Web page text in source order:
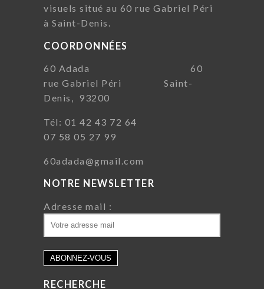
visuels situé au 60 rue Gabriel Péri
à Saint-Denis.
COORDONNÉES
60 Adada 60
rue Gabriel Péri Saint-
Denis, 93200
Tél: 01 42 43 72 64
07 58 05 27 99
60adada@gmail.com
NOTRE NEWSLETTER
Adresse mail :
RECHERCHE